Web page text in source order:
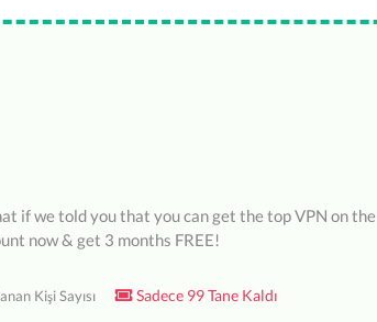
if we told you that you can get the top VPN on the
now & get 3 months FREE!
Kişi Sayısı Sadece 99 Tane Kaldı